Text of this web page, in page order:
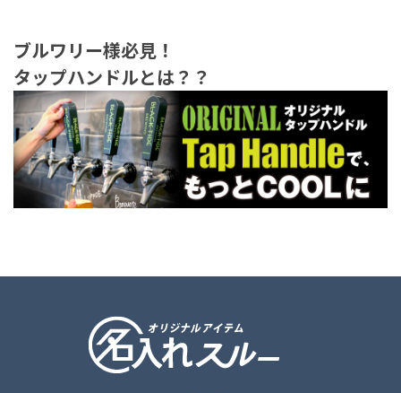
ブルワリー様必見！
タップハンドルとは？？